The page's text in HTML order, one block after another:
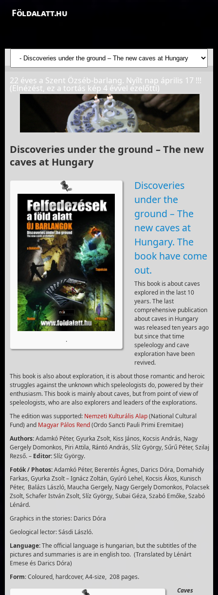
Földalatt.hu
Felfedezések a föld alatt - feltáró barlangkutatások
22 éves a Szent Özséb-barlang. Nyílt nap április 17 !!!
(Elnézést, ez a tortás kép 4 évvel ezelőtti)
Discoveries under the ground – The new
caves at Hungary
.
Discoveries
under the
ground – The
new caves at
Hungary. The
book have come
out.
This book is about caves
explored in the last 10
years. The last
comprehensive publication
about caves in Hungary
was released ten years ago
but since that time
speleology and cave
exploration have been
revived.
This book is also about exploration, it is about those romantic and heroic
struggles against the unknown which speleologists do, powered by their
enthusiasm. This book is mainly about caves, but from point of view of
speleologists, who are also explorers and leaders of the explorations.
The edition was supported: Nemzeti Kulturális Alap(National Cultural
Fund) and Magyar Pálos Rend(OrdoSancti Pauli Primi Eremitae)
Authors:Adamkó Péter, Gyurka Zsolt, Kiss János, Kocsis András, Nagy
Gergely Domonkos, Piri Attila, Rántó András, Slíz György, Sűrű Péter, Szilaj
Rezső. – Editor:Slíz György.
Fotók / Photos:Adamkó Péter, Berentés Ágnes, Darics Dóra, Domahidy
Farkas, Gyurka Zsolt – Ignácz Zoltán, Gyúró Lehel, Kocsis Ákos, Kunisch
Péter, Balázs László, Maucha Gergely, Nagy Gergely Domonkos, Polacsek
Zsolt, Schafer István Zsolt, Slíz György, Subai Géza, Szabó Emőke, Szabó
Lénárd.
Graphics in the stories: Darics Dóra
Geological lector: Sásdi László.
Language:The official language is hungarian, but the subtitles of the
pictures and summaries is are in english too. (Translated by Lénárt
Emese és Darics Dóra)
Form: Coloured, hardcover, A4-size, 208 pages.
Caves